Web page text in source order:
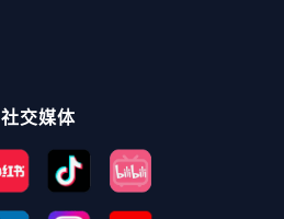
社交媒体